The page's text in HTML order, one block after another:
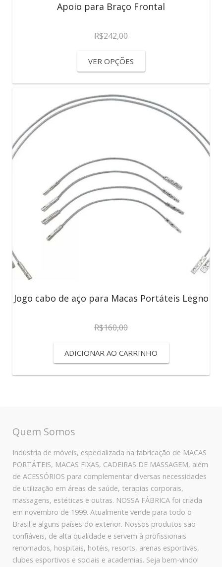
Apoio para Braço Frontal
R$242,00
VER OPÇÕES
Jogo cabo de aço para Macas Portáteis Legno
R$160,00
ADICIONAR AO CARRINHO
Quem Somos
Indústria de móveis, especializada na fabricação de MACAS
PORTÁTEIS, MACAS FIXAS, CADEIRAS DE MASSAGEM, além
de ACESSÓRIOS para complementar diversas necessidades
de utilização em áreas de saúde, terapias corporais,
massagens, estéticas e outras. NOSSA FÁBRICA foi criada
em novembro de 1999. Atualmente vende para todo o
Brasil e alguns países do exterior. Nossos produtos são
confiáveis, de alta qualidade e servem à profissionais
renomados, hospitais, hotéis, resorts, arenas esportivas,
clubes esportivos e sociais e academias. Seja bem-vindo!